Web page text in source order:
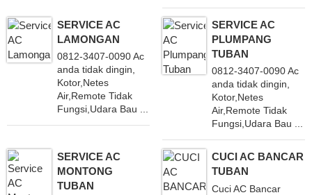
SERVICE AC
LAMONGAN
0812-3407-0090 Ac
anda tidak dingin,
Kotor,Netes
Air,Remote Tidak
Fungsi,Udara Bau ...
SERVICE AC
PLUMPANG
TUBAN
0812-3407-0090 Ac
anda tidak dingin,
Kotor,Netes
Air,Remote Tidak
Fungsi,Udara Bau ...
SERVICE AC
MONTONG
TUBAN
CUCI AC BANCAR
TUBAN
Cuci AC Bancar